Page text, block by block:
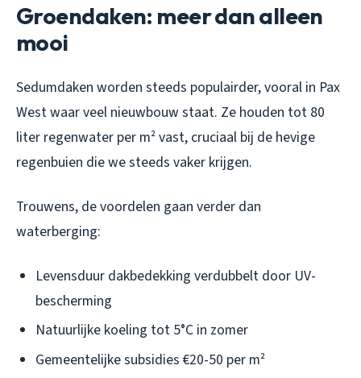
Groendaken: meer dan alleen
mooi
Sedumdaken worden steeds populairder, vooral in Pax
West waar veel nieuwbouw staat. Ze houden tot 80
liter regenwater per m² vast, cruciaal bij de hevige
regenbuien die we steeds vaker krijgen.
Trouwens, de voordelen gaan verder dan
waterberging:
Levensduur dakbedekking verdubbelt door UV-
bescherming
Natuurlijke koeling tot 5°C in zomer
Gemeentelijke subsidies €20-50 per m²